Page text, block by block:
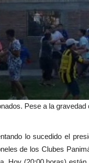
Pese a la
lo sucedido el
de los Clubes
Social, representantes